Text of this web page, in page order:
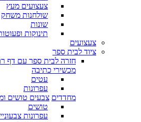
צעצועים מעץ
שולחנות משחק
שונות
תינוקות
צעצועים
ציוד לבית ספר
חזרה לבית ספר עם דף
מכשירי כתיבה
עטים
עפרונות
מחדדים צבעים טושים
טושים
עפרונות